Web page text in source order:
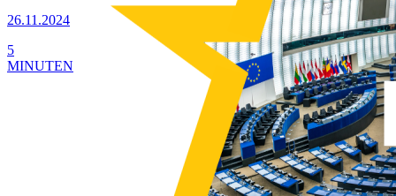
26.11.2024
5
MINUTEN